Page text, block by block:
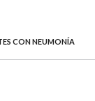
CON NEUMONÍA